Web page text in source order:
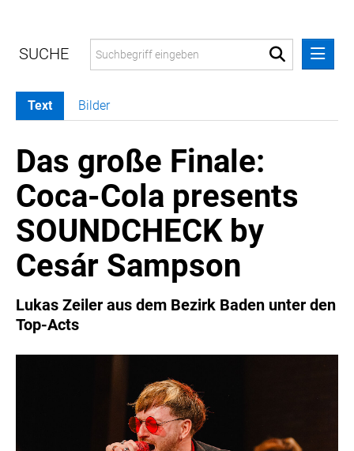
MELDUNGEN
COCA-COLA
Coca-Cola CUP
COCA-COLA HBC ÖSTERREICH
RÖMERQUELLE
ÖSTERREICHISCHE SPORTHILFE
KESCH
BARFLY'S CLUB
SPORTS MEDIA AUSTRIA
Text Bilder
Das große Finale:
Coca-Cola presents
SOUNDCHECK by
Cesár Sampson
Lukas Zeiler aus dem Bezirk Baden unter den
Top-Acts